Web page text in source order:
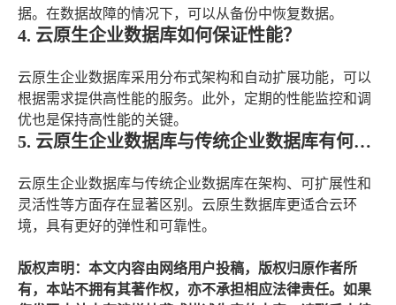
据。在数据故障的情况下，可以从备份中恢复数据。
4. 云原生企业数据库如何保证性能？
云原生企业数据库采用分布式架构和自动扩展功能，可以
根据需求提供高性能的服务。此外，定期的性能监控和调
优也是保持高性能的关键。
5. 云原生企业数据库与传统企业数据库有何区别？
云原生企业数据库与传统企业数据库在架构、可扩展性和
灵活性等方面存在显著区别。云原生数据库更适合云环
境，具有更好的弹性和可靠性。
版权声明：本文内容由网络用户投稿，版权归原作者所
有，本站不拥有其著作权，亦不承担相应法律责任。如果